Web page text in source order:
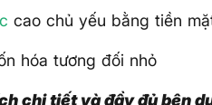
cao chủ yếu bằng tiền
hóa tương đối nhỏ
chi tiết và đầy đủ bên